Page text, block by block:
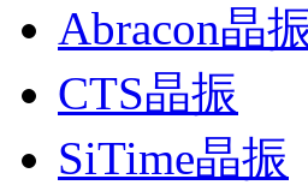
Abracon晶
CTS晶振
SiTime晶振